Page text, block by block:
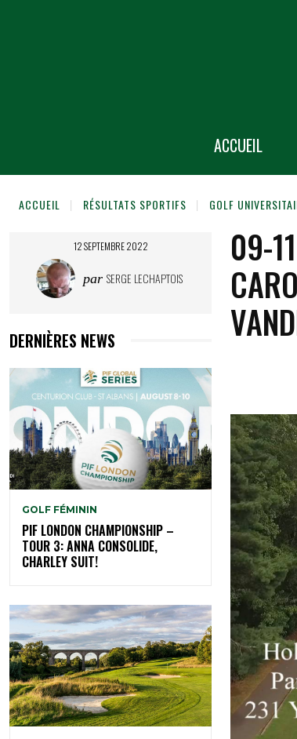
ACCUEIL
ACCUEIL RÉSULTATS SPORTIFS GOLF
12 SEPTEMBRE 2022
par SERGE LECHAPTOIS
DERNIÈRES NEWS
GOLF FÉMININ
PIF LONDON CHAMPIONSHIP –
TOUR 3: ANNA CONSOLIDE,
CHARLEY SUIT!
09-